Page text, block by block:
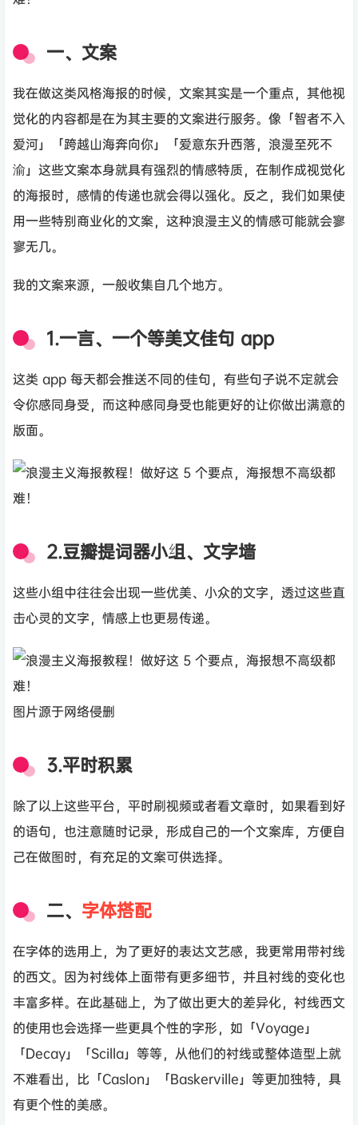
一、文案
我在做这类风格海报的时候，文案其实是一个重点，其他视
觉化的内容都是在为其主要的文案进行服务。像「智者不入
爱河」「跨越山海奔向你」「爱意东升西落，浪漫至死不
渝」这些文案本身就具有强烈的情感特质，在制作成视觉化
的海报时，感情的传递也就会得以强化。反之，我们如果使
用一些特别商业化的文案，这种浪漫主义的情感可能就会寥
寥无几。
我的文案来源，一般收集自几个地方。
1.一言、一个等美文佳句 app
这类 app 每天都会推送不同的佳句，有些句子说不定就会
令你感同身受，而这种感同身受也能更好的让你做出满意的
版面。
2.豆瓣提词器小组、文字墙
这些小组中往往会出现一些优美、小众的文字，透过这些直
击心灵的文字，情感上也更易传递。
图片源于网络侵删
3.平时积累
除了以上这些平台，平时刷视频或者看文章时，如果看到好
的语句，也注意随时记录，形成自己的一个文案库，方便自
己在做图时，有充足的文案可供选择。
二、 字体搭配
在字体的选用上，为了更好的表达文艺感，我更常用带衬线
的西文。因为衬线体上面带有更多细节，并且衬线的变化也
丰富多样。在此基础上，为了做出更大的差异化，衬线西文
的使用也会选择一些更具个性的字形，如「Voyage」
「Decay」「Scilla」等等，从他们的衬线或整体造型上就
不难看出，比「Caslon」「Baskerville」等更加独特，具
有更个性的美感。